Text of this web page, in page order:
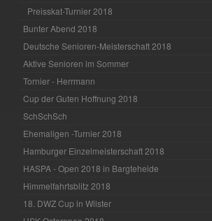
Preisskat-Turnier 2018
Bunter Abend 2018
Deutsche Senioren-Meisterschaft 2018
Aktive Senioren im Sommer
Tornier - Herrmann
Cup der Guten Hoffnung 2018
SchSchSch
Ehemaligen -Turnier 2018
Hamburger Einzelmeisterschaft 2018
HASPA - Open 2018 in Bargteheide
Himmelfahrtsblitz 2018
18. DWZ Cup in Wilster